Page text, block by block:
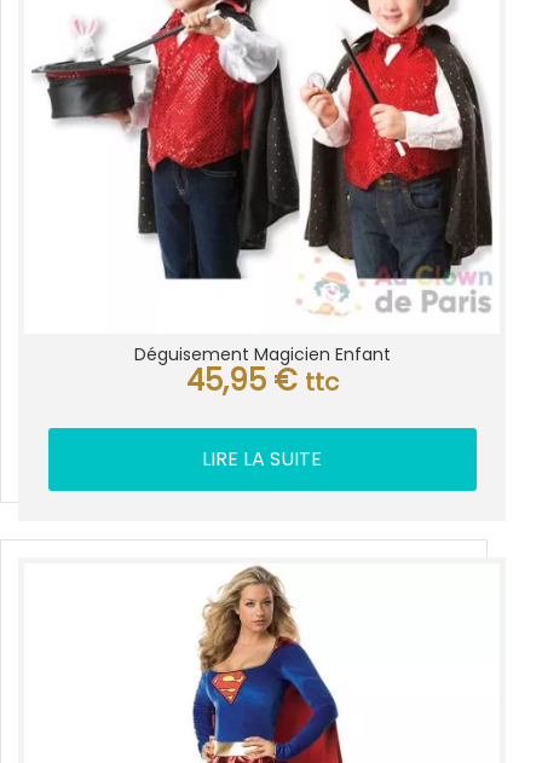
Déguisement Magicien Enfant
45,95 € ttc
LIRE LA SUITE